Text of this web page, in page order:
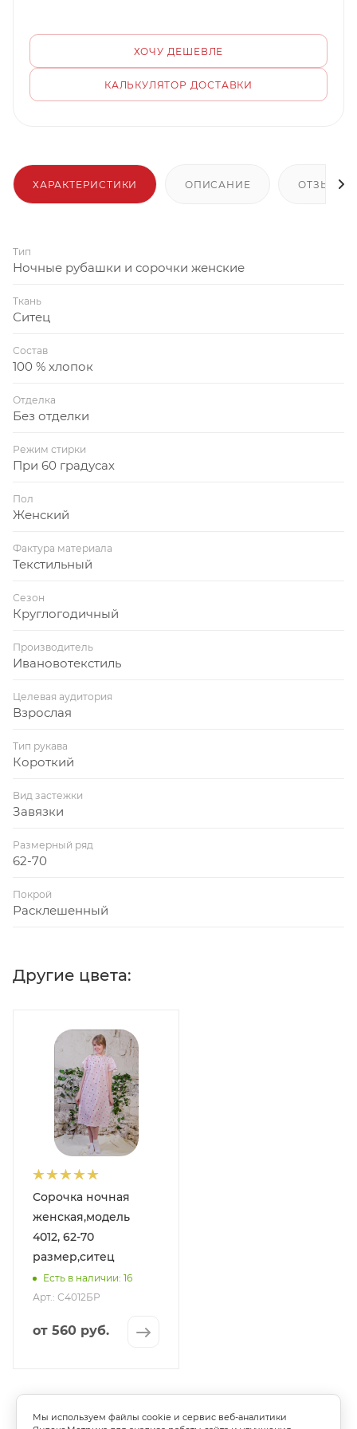
ХОЧУ ДЕШЕВЛЕ
КАЛЬКУЛЯТОР ДОСТАВКИ
ХАРАКТЕРИСТИКИ ОПИСАНИЕ ОТЗЫВЫ
Тип
Ночные рубашки и сорочки женские
Ткань
Ситец
Состав
100 % хлопок
Отделка
Без отделки
Режим стирки
При 60 градусах
Пол
Женский
Фактура материала
Текстильный
Сезон
Круглогодичный
Производитель
Ивановотекстиль
Целевая аудитория
Взрослая
Тип рукава
Короткий
Вид застежки
Завязки
Размерный ряд
62-70
Покрой
Расклешенный
Другие цвета:
Сорочка ночная
женская,модель
4012, 62-70
размер,ситец
Есть в наличии: 16
Арт.: С4012БР
от 560 руб.
Мы используем файлы cookie и сервис веб-аналитики